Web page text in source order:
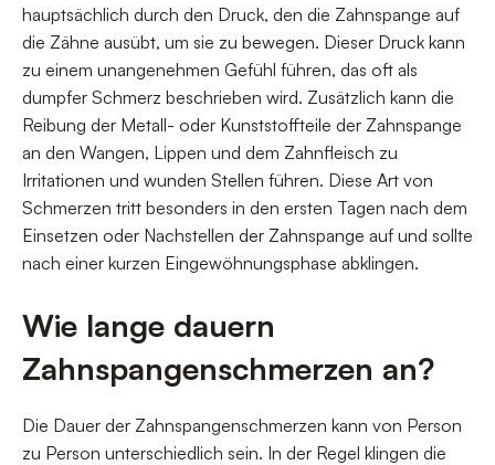
hauptsächlich durch den Druck, den die Zahnspange auf
die Zähne ausübt, um sie zu bewegen. Dieser Druck kann
zu einem unangenehmen Gefühl führen, das oft als
dumpfer Schmerz beschrieben wird. Zusätzlich kann die
Reibung der Metall- oder Kunststoffteile der Zahnspange
an den Wangen, Lippen und dem Zahnfleisch zu
Irritationen und wunden Stellen führen. Diese Art von
Schmerzen tritt besonders in den ersten Tagen nach dem
Einsetzen oder Nachstellen der Zahnspange auf und sollte
nach einer kurzen Eingewöhnungsphase abklingen.
Wie lange dauern
Zahnspangenschmerzen an?
Die Dauer der Zahnspangenschmerzen kann von Person
zu Person unterschiedlich sein. In der Regel klingen die